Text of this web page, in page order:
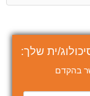
ית שלך:
בהקדם